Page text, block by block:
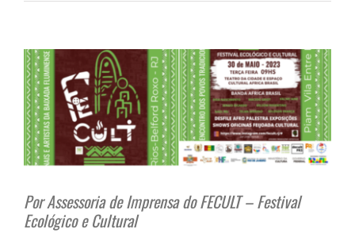
View
Larger
Image
Por Assessoria de Imprensa do FECULT – Festival
Ecológico e Cultural